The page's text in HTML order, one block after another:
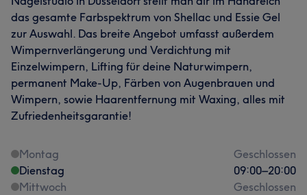
das gesamte Farbspektrum von Shellac und Essie Gel
zur Auswahl. Das breite Angebot umfasst außerdem
Wimpernverlängerung und Verdichtung mit
Einzelwimpern, Lifting für deine Naturwimpern,
permanent Make-Up, Färben von Augenbrauen und
Wimpern, sowie Haarentfernung mit Waxing, alles mit
Zufriedenheitsgarantie!
Montag
Geschlossen
Dienstag
09:00–20:00
Mittwoch
Geschlossen